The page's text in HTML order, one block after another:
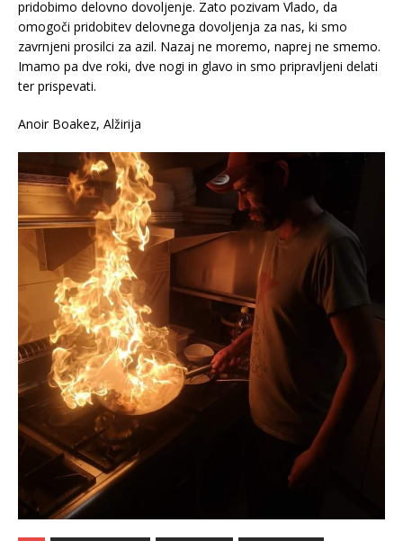
pridobimo delovno dovoljenje. Zato pozivam Vlado, da
omogoči pridobitev delovnega dovoljenja za nas, ki smo
zavrnjeni prosilci za azil. Nazaj ne moremo, naprej ne smemo.
Imamo pa dve roki, dve nogi in glavo in smo pripravljeni delati
ter prispevati.
Anoir Boakez, Alžirija